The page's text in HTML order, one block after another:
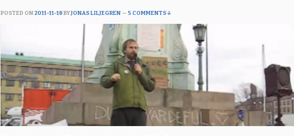
POSTED ON2011-11-18BYJONAS LILJEGREN — 5 COMMENTS ↓